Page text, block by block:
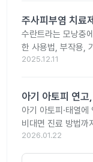
주사피부염 치료
수란트라는 모낭충
한 사용법, 부작용,
2025.12.11
아기 아토피 연
아기 아토피·태열
비대면 진료 방법까
2026.01.22